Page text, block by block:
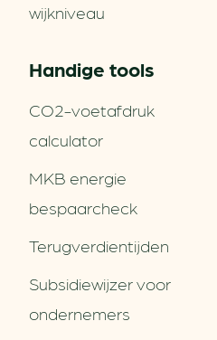
wijkniveau
Handige tools
CO2-voetafdruk
calculator
MKB energie
bespaarcheck
Terugverdien­tijden
Subsidiewijzer voor
ondernemers